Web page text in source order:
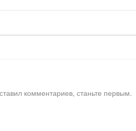
комментариев, станьте первым.